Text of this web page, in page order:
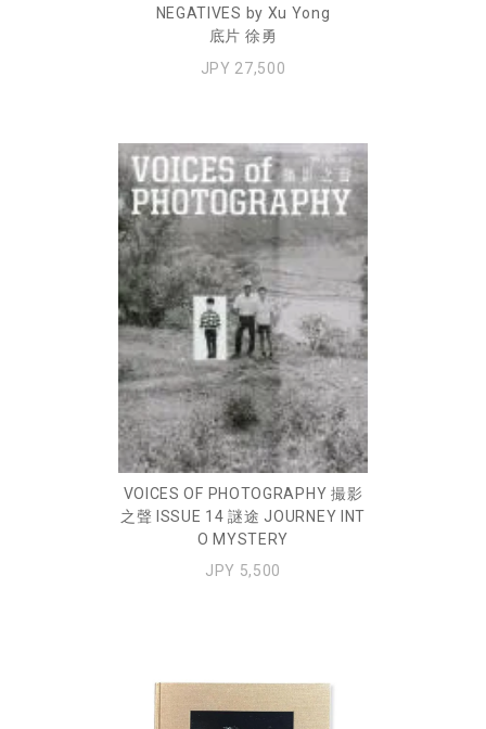
NEGATIVES by Xu Yong
底片 徐勇
JPY 27,500
VOICES OF PHOTOGRAPHY 撮影
之聲 ISSUE 14 謎途 JOURNEY INT
O MYSTERY
JPY 5,500